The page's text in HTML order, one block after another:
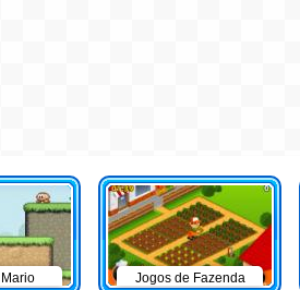
Jogos de Fazenda